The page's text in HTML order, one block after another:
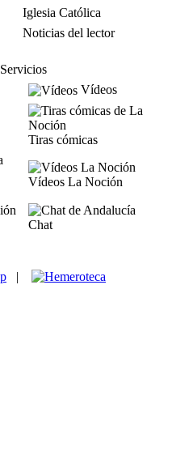
Iglesia Católica
Noticias del lector
Servicios
Vídeos
Tiras cómicas
Vídeos La Noción
Chat
|